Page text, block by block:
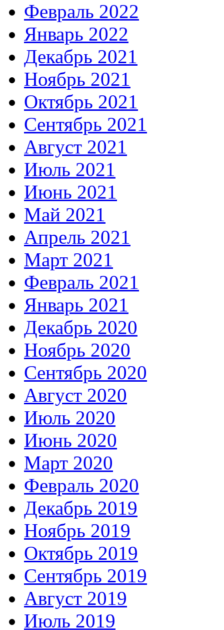
Февраль 2022
Январь 2022
Декабрь 2021
Ноябрь 2021
Октябрь 2021
Сентябрь 2021
Август 2021
Июль 2021
Июнь 2021
Май 2021
Апрель 2021
Март 2021
Февраль 2021
Январь 2021
Декабрь 2020
Ноябрь 2020
Сентябрь 2020
Август 2020
Июль 2020
Июнь 2020
Март 2020
Февраль 2020
Декабрь 2019
Ноябрь 2019
Октябрь 2019
Сентябрь 2019
Август 2019
Июль 2019